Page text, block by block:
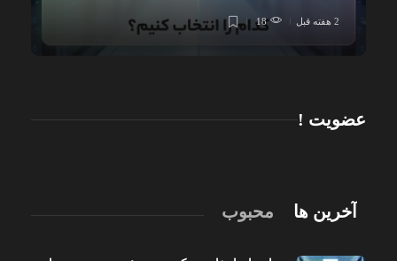
2 هفته قبل 18
عضویت !
آخرین ها محبوب